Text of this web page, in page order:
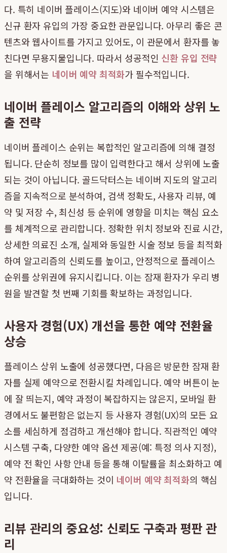
다. 특히 네이버 플레이스(지도)와 네이버 예약 시스템은
신규 환자 유입의 가장 중요한 관문입니다. 아무리 좋은 콘
텐츠와 웹사이트를 가지고 있어도, 이 관문에서 환자를 놓
친다면 무용지물입니다. 따라서 성공적인 신환 유입 전략
을 위해서는 네이버 예약 최적화가 필수적입니다.
네이버 플레이스 알고리즘의 이해와 상위 노
출 전략
네이버 플레이스 순위는 복합적인 알고리즘에 의해 결정
됩니다. 단순히 정보를 많이 입력한다고 해서 상위에 노출
되는 것이 아닙니다. 골드닥터스는 네이버 지도의 알고리
즘을 지속적으로 분석하여, 검색 정확도, 사용자 리뷰, 예
약 및 저장 수, 최신성 등 순위에 영향을 미치는 핵심 요소
를 체계적으로 관리합니다. 정확한 위치 정보와 진료 시간,
상세한 의료진 소개, 실제와 동일한 시술 정보 등을 최적화
하여 알고리즘의 신뢰도를 높이고, 안정적으로 플레이스
순위를 상위권에 유지시킵니다. 이는 잠재 환자가 우리 병
원을 발견할 첫 번째 기회를 확보하는 과정입니다.
사용자 경험(UX) 개선을 통한 예약 전환율
상승
플레이스 상위 노출에 성공했다면, 다음은 방문한 잠재 환
자를 실제 예약으로 전환시킬 차례입니다. 예약 버튼이 눈
에 잘 띄는지, 예약 과정이 복잡하지는 않은지, 모바일 환
경에서도 불편함은 없는지 등 사용자 경험(UX)의 모든 요
소를 세심하게 점검하고 개선해야 합니다. 직관적인 예약
시스템 구축, 다양한 예약 옵션 제공(예: 특정 의사 지정),
예약 전 확인 사항 안내 등을 통해 이탈률을 최소화하고 예
약 전환율을 극대화하는 것이 네이버 예약 최적화의 핵심
입니다.
리뷰 관리의 중요성: 신뢰도 구축과 평판 관
리